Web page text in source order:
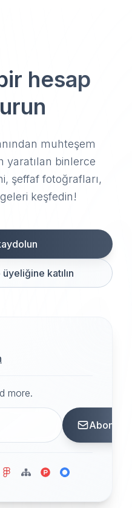
hesap
muhteşem
yaratılan binlerce
şeffaf fotoğrafları,
keşfedin!
katılın
more.
Abone